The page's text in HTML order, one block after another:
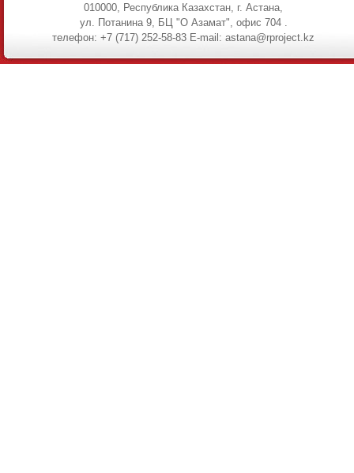
010000, Республика Казахстан, г. Астана,
ул. Потанина 9, БЦ "О Азамат", офис 704 .
телефон: +7 (717) 252-58-83 E-mail: astana@rproject.kz